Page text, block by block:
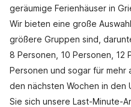
geräumige Ferienhäuser in
Wir bieten eine große
größere Gruppen sind,
8 Personen, 10 Personen, 12
Personen und sogar für mehr
den nächsten Wochen in den
Sie sich unsere Last-Minute-